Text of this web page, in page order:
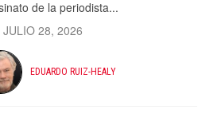
de la periodista...
JULIO 28, 2026
EDUARDO RUIZ-HEALY